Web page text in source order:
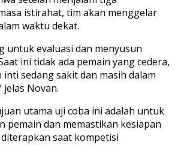
istirahat, tim akan menggelar
waktu dekat.
untuk evaluasi dan menyusun
ini tidak ada pemain yang cedera,
sedang sakit dan masih dalam
jelas Novan.
utama uji coba ini adalah untuk
pemain dan memastikan kesiapan
saat kompetisi